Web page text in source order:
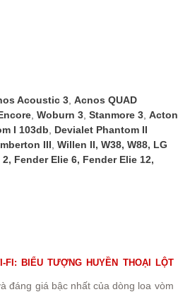
Acoustic 3 Acnos QUAD
Woburn 3 Stanmore 3 Acton
I 103db
Devialet Phantom II
III Willen II, W38, W88, LG
2, Fender Elie 6, Fender Elie 12,
FI: BIỂU TƯỢNG HUYỀN THOẠI LỘT
đáng giá bậc nhất của dòng loa vòm